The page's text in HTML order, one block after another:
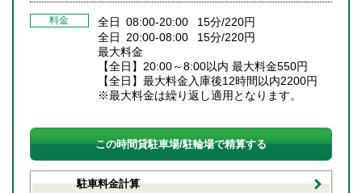
料金
全日 08:00-20:00 15分/220円
全日 20:00-08:00 15分/220円
最大料金
【全日】20:00～8:00以内 最大料金550円
【全日】最大料金入庫後12時間以内2200円
※最大料金は繰り返し適用となります。
この時間貸駐車場/駐輪場で精算する
駐車料金計算